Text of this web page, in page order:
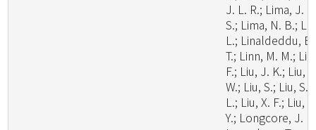
J. L. R.; Lima, J.
S.; Lima, N. B.;
L.; Linaldeddu, B.
T.; Linn, M. M.; Liu,
F.; Liu, J. K.; Liu,
W.; Liu, S.; Liu, S.
L.; Liu, X. F.; Liu,
Y.; Longcore, J.